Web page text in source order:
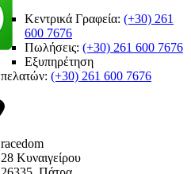
Κεντρικά Γραφεία: (+30) 261
600 7676
Πωλήσεις: (+30) 261 600 7676
Εξυπηρέτηση
πελατών: (+30) 261 600 7676
racedom
28 Κυναιγείρου